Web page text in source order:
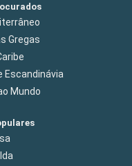
Gregas
Escandinávia
Mundo